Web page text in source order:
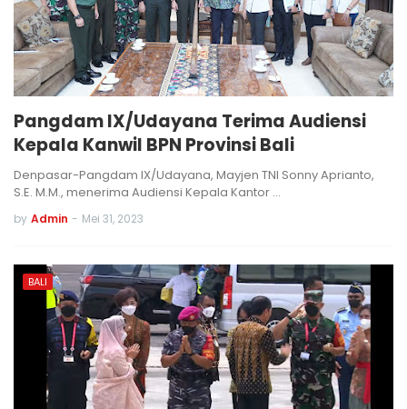
Pangdam IX/Udayana Terima Audiensi
Kepala Kanwil BPN Provinsi Bali
Denpasar-Pangdam IX/Udayana, Mayjen TNI Sonny Aprianto,
S.E. M.M., menerima Audiensi Kepala Kantor …
by Admin - Mei 31, 2023
BALI